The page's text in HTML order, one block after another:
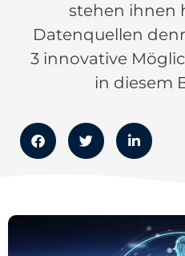
stehen ihnen
Datenquellen
3 innovative
in diesem